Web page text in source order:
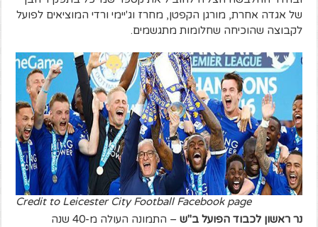
של אגדה אחרת, מורגן הקפטן, מחרז וג'יימי ורדי המוציאים לפועל
לקבוצה שהוכיחה שחלומות מתגשמים.
Credit to Leicester City Football Facebook page
נר ראשון לכבוד הפועל ב"ש
– התמונה העולה מ-40 שנה